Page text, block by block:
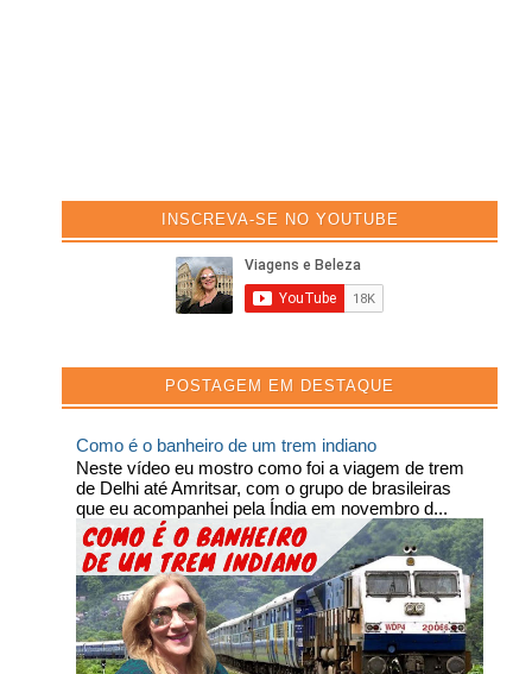
INSCREVA-SE NO YOUTUBE
POSTAGEM EM DESTAQUE
Como é o banheiro de um trem indiano
Neste vídeo eu mostro como foi a viagem de trem
de Delhi até Amritsar, com o grupo de brasileiras
que eu acompanhei pela Índia em novembro d...